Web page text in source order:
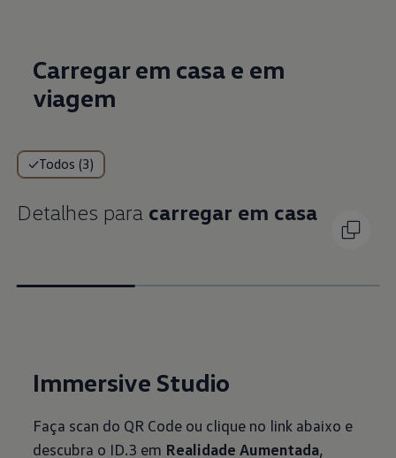
Carregar em casa e em
viagem
Todos (3)
Detalhes para carregar em casa
Immersive Studio
Faça scan do QR Code ou clique no link abaixo e
descubra o ID.3 em Realidade Aumentada,